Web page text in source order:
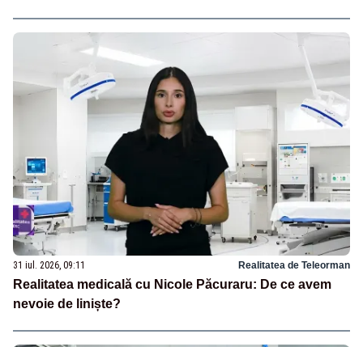
31 iul. 2026, 09:11 Realitatea de Teleorman
Realitatea medicală cu Nicole Păcuraru: De ce avem
nevoie de liniște?